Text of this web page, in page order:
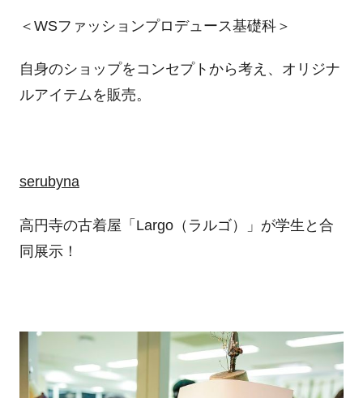
＜WSファッションプロデュース基礎科＞
自身のショップをコンセプトから考え、オリジナ
ルアイテムを販売。
serubyna
高円寺の古着屋「Largo（ラルゴ）」が学生と合
同展示！